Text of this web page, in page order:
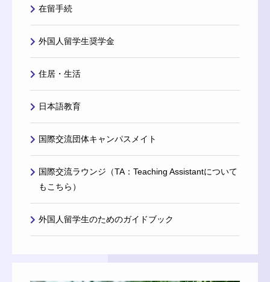
在留手続
外国人留学生奨学金
住居・生活
日本語教育
国際交流団体キャンパスメイト
国際交流ラウンジ（TA：Teaching Assistantについて
もこちら）
外国人留学生のためのガイドブック